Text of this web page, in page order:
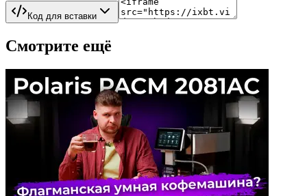
Код для вставки
Смотрите ещё